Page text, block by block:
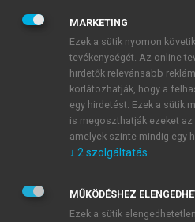
JELSZÓ
JELSZÓ ÚJRA
Kérek értesítést a MeRSZ
Kérek értesítést az Akadémiai
Adatkezelési tájékoztatóban
veszem és elfogadom.
MARKETING
Ezek a sütik nyomon
tevékenységét. Az online
hirdetők relevánsabb
korlátozhatják, hogy a
egy hirdetést. Ezek a sütik
is megoszthatják ezeket
amelyek szinte mindig egy
↓ 2 szolgáltatás
MŰKÖDÉSHEZ
Ezek a sütik